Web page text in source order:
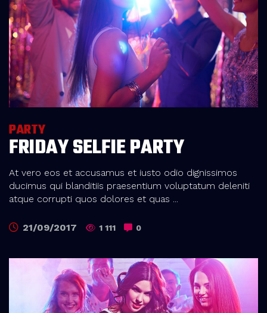
PARTY
FRIDAY SELFIE PARTY
At vero eos et accusamus et iusto odio dignissimos
ducimus qui blanditiis praesentium voluptatum deleniti
atque corrupti quos dolores et quas ...
21/09/2017 1 111 0